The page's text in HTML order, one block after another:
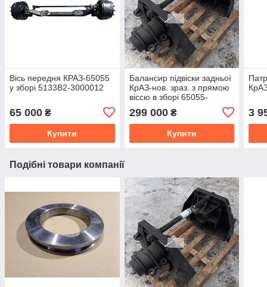
Вісь передня КРАЗ-65055
у зборі 5133В2-3000012
65 000 ₴
Купити
Балансир підвіски задньої
КрАЗ-нов. зраз. з прямою
віссю в зборі 65055-
299 000₴
Купити
3
Подібні товари компанії